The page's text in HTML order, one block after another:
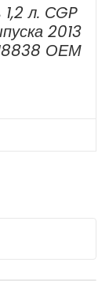
л. СGP
2013
ОЕМ